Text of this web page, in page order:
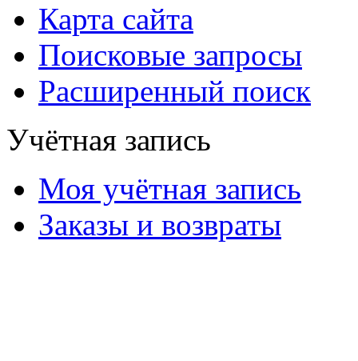
Карта сайта
Поисковые запросы
Расширенный поиск
Учётная запись
Моя учётная запись
Заказы и возвраты